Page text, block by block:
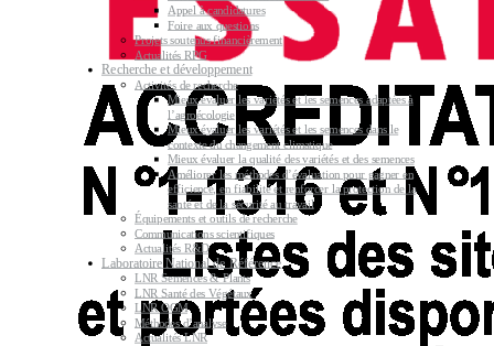
Appel à candidatures
Foire aux questions
Projets soutenus financièrement
Actualités RPG
Recherche et développement
Activités de recherche
Mieux évaluer les variétés et les semences adaptées à
l’agroécologie
Mieux évaluer les variétés et les semences dans le
contexte du changement climatique
Mieux évaluer la qualité des variétés et des semences
Améliorer les méthodes d’évaluation pour gagner en
efficience, en fiabilité et renforcer la protection de la
santé et de la sécurité au travail
Équipements et outils de recherche
Communications scientifiques
Actualités R&D
Laboratoire National de Référence
LNR Semences & Plants
LNR Santé des Végétaux
LNR OGM
Méthodes d’analyse
Actualités LNR